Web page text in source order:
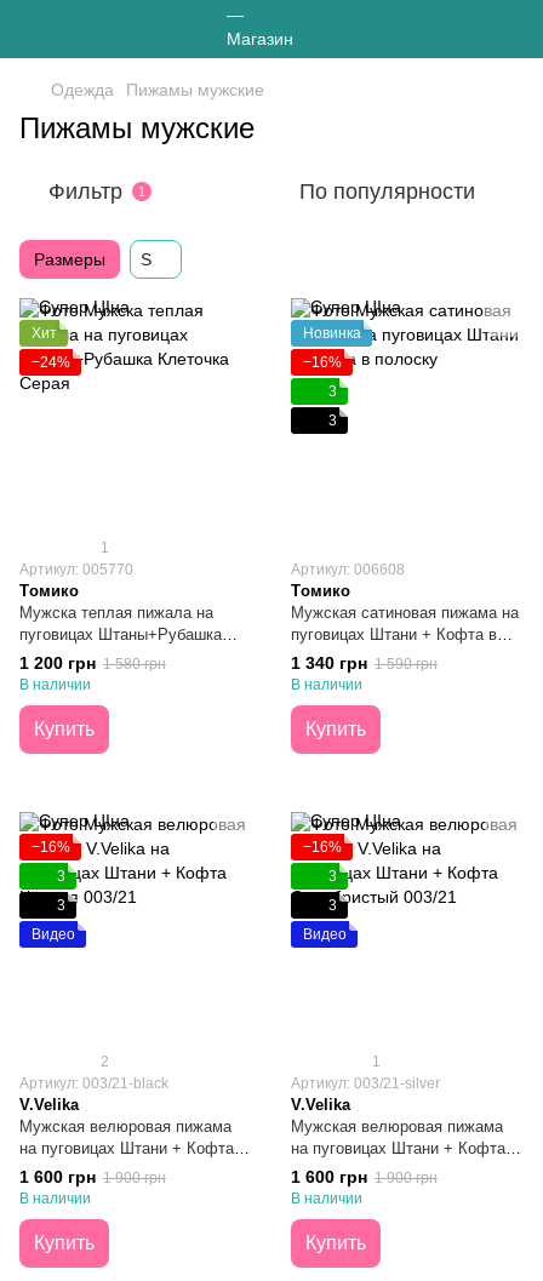
Одежда Пижамы мужские
Пижамы мужские
Фильтр 1 По популярности
Размеры S
Хит
−24%
1
Артикул: 005770
Tомико
Мужска теплая пижала на
пуговицаx Штаны+Рубашка
Клеточка Серая S
1 200 грн 1 580 грн
В наличии
Купить
Новинка
−16%
3
3
Артикул: 006608
Tомико
Мужская сатиновая пижама на
пуговицах Штани + Кофта в
полоску S
1 340 грн 1 590 грн
В наличии
Купить
−16%
3
3
Видео
2
Артикул: 003/21-black
V.Velika
Мужская велюровая пижама
на пуговицах Штани + Кофта
Чёрная S
1 600 грн 1 900 грн
В наличии
Купить
−16%
3
3
Видео
1
Артикул: 003/21-silver
V.Velika
Мужская велюровая пижама
на пуговицах Штани + Кофта
Серебристый Серый S
1 600 грн 1 900 грн
В наличии
Купить